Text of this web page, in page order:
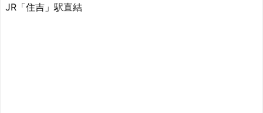
JR「住吉」駅直結